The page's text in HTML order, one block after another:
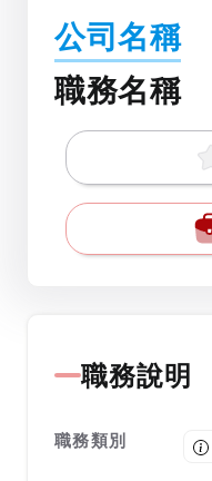
公司名稱
職務名稱
職務說明
職務類別